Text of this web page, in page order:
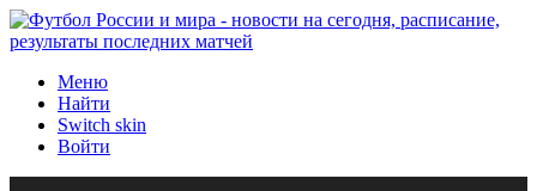
Меню
Найти
Switch skin
Войти